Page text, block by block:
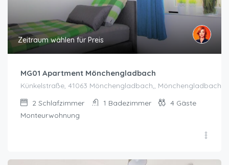
Zeitraum wählen für Preis
MG01 Apartment Mönchengladbach
Künkelstraße, 41063 Mönchengladbach,, Mönchengladbach
2 Schlafzimmer 1 Badezimmer 4 Gäste
Monteurwohnung